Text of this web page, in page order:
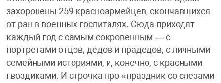
захоронены 259 красноармейцев, скончавшихся
от ран в военных госпиталях. Сюда приходят
каждый год с самым сокровенным — с
портретами отцов, дедов и прадедов, с личными
семейными историями, и, конечно, с красными
гвоздиками. И строчка про «праздник со слезами